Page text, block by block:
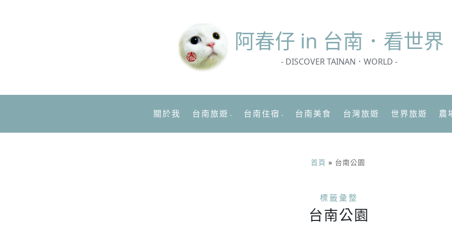
阿春仔 in 台南．看世界
- DISCOVER TAINAN．WORLD -
關於我 台南旅遊 台南住宿 台南美食 台灣旅遊 世界旅遊 農
首頁 » 台南公園
標籤彙整
台南公園